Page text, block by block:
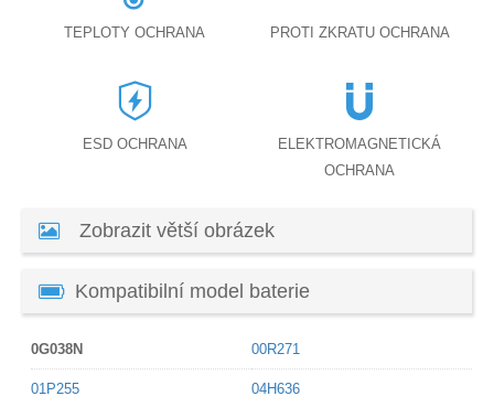
TEPLOTY OCHRANA PROTI ZKRATU OCHRANA
ESD OCHRANA
ELEKTROMAGNETICKÁ
OCHRANA
Zobrazit větší obrázek
Kompatibilní model baterie
0G038N 00R271
01P255 04H636